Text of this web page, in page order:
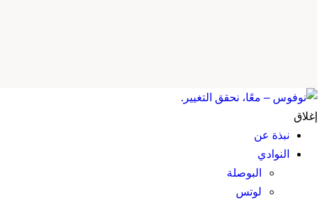
إغلاق
نبذة عن
النوادي
البوصلة
لوتس